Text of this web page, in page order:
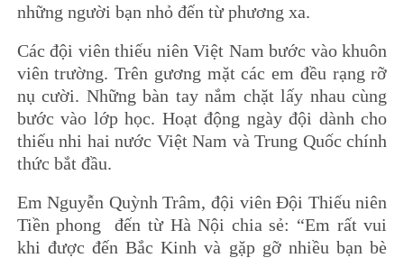
những người bạn nhỏ đến từ phương xa.
Các đội viên thiếu niên Việt Nam bước vào khuôn
viên trường. Trên gương mặt các em đều rạng rỡ
nụ cười. Những bàn tay nắm chặt lấy nhau cùng
bước vào lớp học. Hoạt động ngày đội dành cho
thiếu nhi hai nước Việt Nam và Trung Quốc chính
thức bắt đầu.
Em Nguyễn Quỳnh Trâm, đội viên Đội Thiếu niên
Tiền phong đến từ Hà Nội chia sẻ: “Em rất vui
khi được đến Bắc Kinh và gặp gỡ nhiều bạn bè